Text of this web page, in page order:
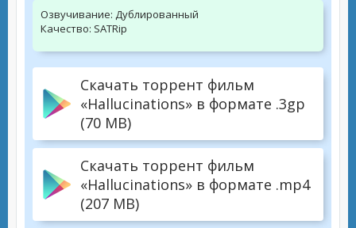
Озвучивание: Дублированный
Качество: SATRip
Скачать торрент фильм
«Hallucinations» в формате .3gp
(70 MB)
Скачать торрент фильм
«Hallucinations» в формате .mp4
(207 MB)